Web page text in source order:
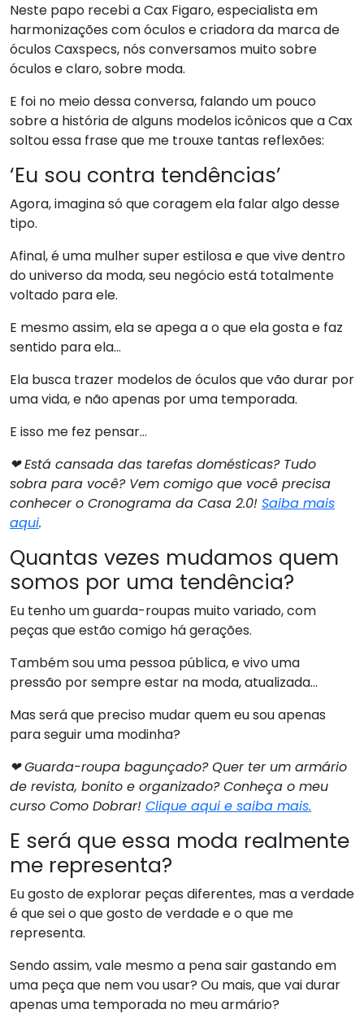
Neste papo recebi a Cax Figaro, especialista em
harmonizações com óculos e criadora da marca de
óculos Caxspecs, nós conversamos muito sobre
óculos e claro, sobre moda.
E foi no meio dessa conversa, falando um pouco
sobre a história de alguns modelos icônicos que a Cax
soltou essa frase que me trouxe tantas reflexões:
‘Eu sou contra tendências’
Agora, imagina só que coragem ela falar algo desse
tipo.
Afinal, é uma mulher super estilosa e que vive dentro
do universo da moda, seu negócio está totalmente
voltado para ele.
E mesmo assim, ela se apega a o que ela gosta e faz
sentido para ela…
Ela busca trazer modelos de óculos que vão durar por
uma vida, e não apenas por uma temporada.
E isso me fez pensar…
❤ Está cansada das tarefas domésticas? Tudo
sobra para você? Vem comigo que você precisa
conhecer o Cronograma da Casa 2.0! Saiba mais
aqui.
Quantas vezes mudamos quem
somos por uma tendência?
Eu tenho um guarda-roupas muito variado, com
peças que estão comigo há gerações.
Também sou uma pessoa pública, e vivo uma
pressão por sempre estar na moda, atualizada…
Mas será que preciso mudar quem eu sou apenas
para seguir uma modinha?
❤ Guarda-roupa bagunçado? Quer ter um armário
de revista, bonito e organizado? Conheça o meu
curso Como Dobrar! Clique aqui e saiba mais.
E será que essa moda realmente
me representa?
Eu gosto de explorar peças diferentes, mas a verdade
é que sei o que gosto de verdade e o que me
representa.
Sendo assim, vale mesmo a pena sair gastando em
uma peça que nem vou usar? Ou mais, que vai durar
apenas uma temporada no meu armário?